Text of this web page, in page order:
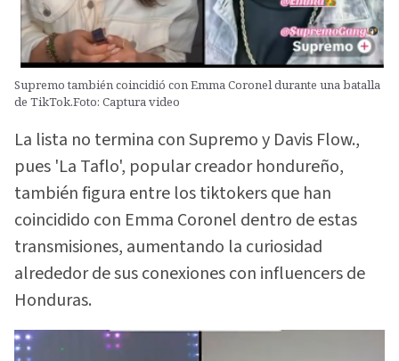
Supremo también coincidió con Emma Coronel durante una batalla
de TikTok.Foto: Captura video
La lista no termina con Supremo y Davis Flow.,
pues 'La Taflo', popular creador hondureño,
también figura entre los tiktokers que han
coincidido con Emma Coronel dentro de estas
transmisiones, aumentando la curiosidad
alrededor de sus conexiones con influencers de
Honduras.